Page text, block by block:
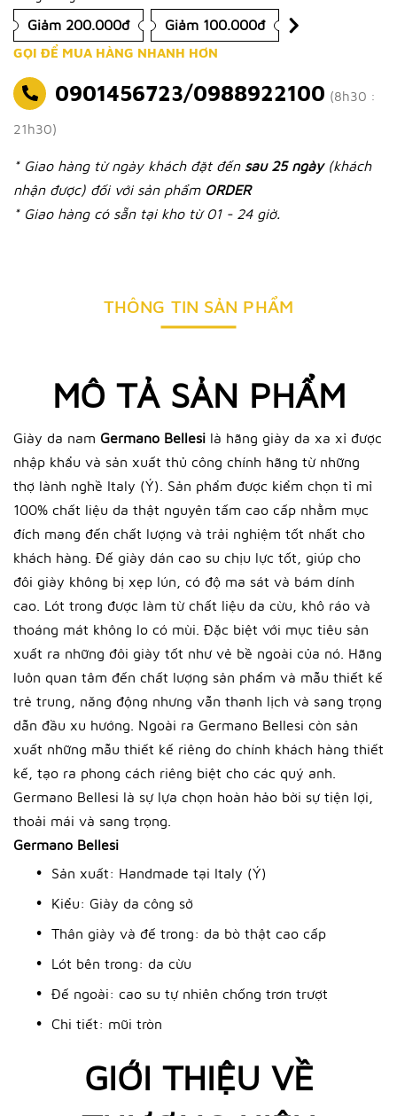
Giảm 200.000đ Giảm 100.000đ
GỌI ĐỂ MUA HÀNG NHANH HƠN
0901456723/0988922100 (8h30 :
21h30)
* Giao hàng từ ngày khách đặt đến sau 25 ngày (khách
nhận được) đối với sản phẩm ORDER
* Giao hàng có sẵn tại kho từ 01 - 24 giờ.
THÔNG TIN SẢN PHẨM
MÔ TẢ SẢN PHẨM
Giày da nam Germano Bellesi là hãng giày da xa xỉ được
nhập khẩu và sản xuất thủ công chính hãng từ những
thợ lành nghề Italy (Ý). Sản phẩm được kiểm chọn tỉ mỉ
100% chất liệu da thật nguyên tấm cao cấp nhằm mục
đích mang đến chất lượng và trải nghiệm tốt nhất cho
khách hàng. Đế giày dán cao su chịu lực tốt, giúp cho
đôi giày không bị xẹp lún, có độ ma sát và bám dính
cao. Lót trong được làm từ chất liệu da cừu, khô ráo và
thoáng mát không lo có mùi. Đặc biệt với mục tiêu sản
xuất ra những đôi giày tốt như vẻ bề ngoài của nó. Hãng
luôn quan tâm đến chất lượng sản phẩm và mẫu thiết kế
trẻ trung, năng động nhưng vẫn thanh lịch và sang trọng
dẫn đầu xu hướng. Ngoài ra Germano Bellesi còn sản
xuất những mẫu thiết kế riêng do chính khách hàng thiết
kế, tạo ra phong cách riêng biệt cho các quý anh.
Germano Bellesi là sự lựa chọn hoàn hảo bời sự tiện lợi,
thoải mái và sang trọng.
Germano Bellesi
Sản xuất: Handmade tại Italy (Ý)
Kiểu: Giày da công sở
Thân giày và đế trong: da bò thật cao cấp
Lót bên trong: da cừu
Đế ngoài: cao su tự nhiên chống trơn trượt
Chi tiết: mũi tròn
GIỚI THIỆU VỀ